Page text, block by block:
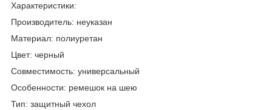
Характеристики:
Производитель: неуказан
Материал: полиуретан
Цвет: черный
Совместимость: универсальный
Особенности: ремешок на шею
Тип: защитный чехол